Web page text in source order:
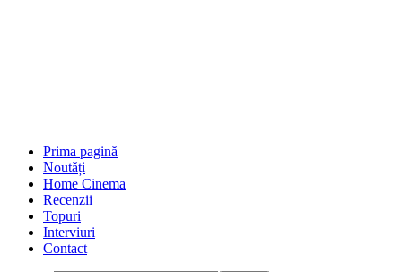
Prima pagină
Noutăți
Home Cinema
Recenzii
Topuri
Interviuri
Contact